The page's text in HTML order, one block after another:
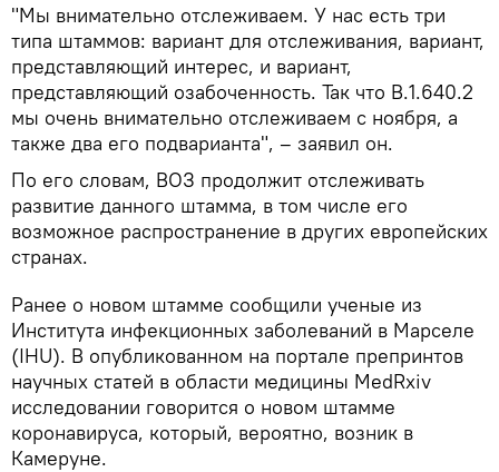
"Мы внимательно отслеживаем. У нас есть три
типа штаммов: вариант для отслеживания, вариант,
представляющий интерес, и вариант,
представляющий озабоченность. Так что B.1.640.2
мы очень внимательно отслеживаем с ноября, а
также два его подварианта", – заявил он.
По его словам, ВОЗ продолжит отслеживать
развитие данного штамма, в том числе его
возможное распространение в других европейских
странах.
Ранее о новом штамме сообщили ученые из
Института инфекционных заболеваний в Марселе
(IHU). В опубликованном на портале препринтов
научных статей в области медицины MedRxiv
исследовании говорится о новом штамме
коронавируса, который, вероятно, возник в
Камеруне.